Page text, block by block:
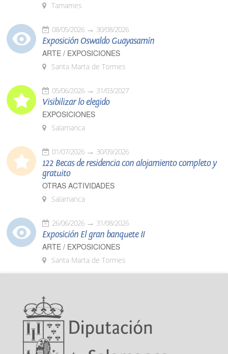
Tamames
08/05/2026 30/08/2026
Exposición Oswaldo Guayasamín
ARTE / EXPOSICIONES
Santa Marta de Tormes
05/06/2026 31/03/2027
Visibilizar lo elegido
EXPOSICIONES
Salamanca
01/07/2026 30/09/2026
122 Becas de residencia con alojamiento completo y
gratuito
OTRAS ACTIVIDADES
Salamanca
26/06/2026 31/08/2026
Exposición El gran banquete II
ARTE / EXPOSICIONES
Santa Marta de Tormes